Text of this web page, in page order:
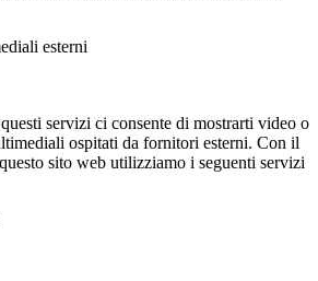
esterni
servizi ci consente di mostrarti video o
ospitati da fornitori esterni. Con il
sito web utilizziamo i seguenti servizi